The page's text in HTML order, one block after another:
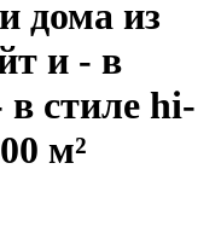
дома из
и - в
стиле hi-
м²